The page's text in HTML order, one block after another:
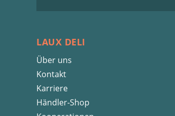
LAUX DELI
Über uns
Kontakt
Karriere
Händler-Shop